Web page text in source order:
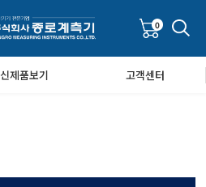
0
신제품보기 고객센터